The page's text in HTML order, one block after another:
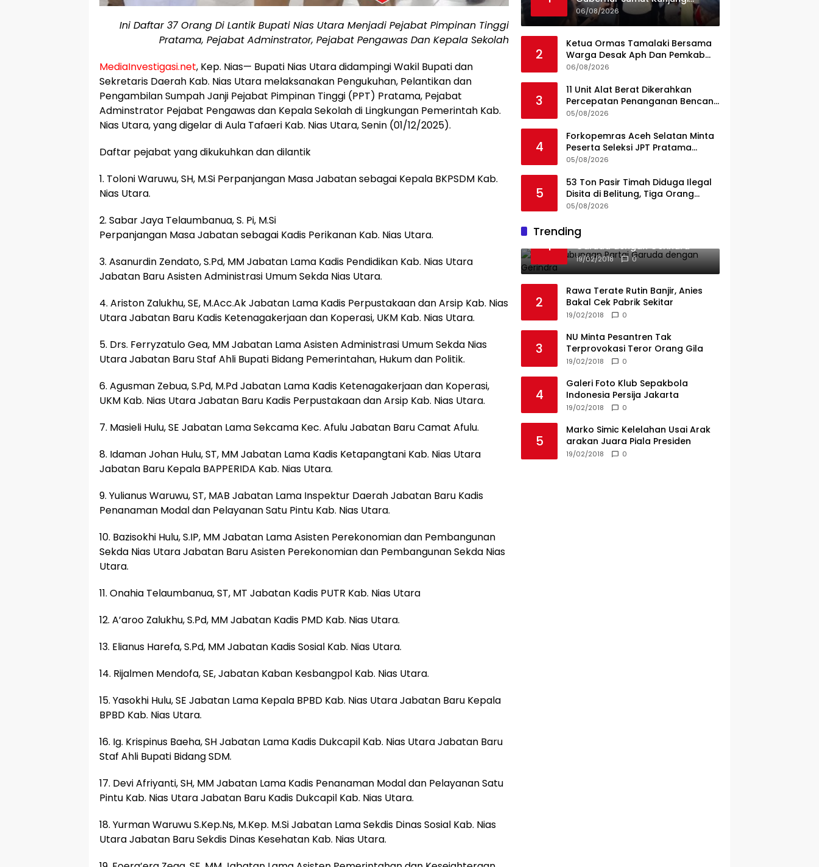
Ini Daftar 37 Orang Di Lantik Bupati Nias Utara Menjadi Pejabat Pimpinan Tinggi
Pratama, Pejabat Adminstrator, Pejabat Pengawas Dan Kepala Sekolah
MediaInvestigasi.net, Kep. Nias— Bupati Nias Utara didampingi Wakil Bupati dan
Sekretaris Daerah Kab. Nias Utara melaksanakan Pengukuhan, Pelantikan dan
Pengambilan Sumpah Janji Pejabat Pimpinan Tinggi (PPT) Pratama, Pejabat
Adminstrator Pejabat Pengawas dan Kepala Sekolah di Lingkungan Pemerintah Kab.
Nias Utara, yang digelar di Aula Tafaeri Kab. Nias Utara, Senin (01/12/2025).
Daftar pejabat yang dikukuhkan dan dilantik
1. Toloni Waruwu, SH, M.Si Perpanjangan Masa Jabatan sebagai Kepala BKPSDM Kab.
Nias Utara.
2. Sabar Jaya Telaumbanua, S. Pi, M.Si
Perpanjangan Masa Jabatan sebagai Kadis Perikanan Kab. Nias Utara.
3. Asanurdin Zendato, S.Pd, MM Jabatan Lama Kadis Pendidikan Kab. Nias Utara
Jabatan Baru Asisten Administrasi Umum Sekda Nias Utara.
4. Ariston Zalukhu, SE, M.Acc.Ak Jabatan Lama Kadis Perpustakaan dan Arsip Kab. Nias
Utara Jabatan Baru Kadis Ketenagakerjaan dan Koperasi, UKM Kab. Nias Utara.
5. Drs. Ferryzatulo Gea, MM Jabatan Lama Asisten Administrasi Umum Sekda Nias
Utara Jabatan Baru Staf Ahli Bupati Bidang Pemerintahan, Hukum dan Politik.
6. Agusman Zebua, S.Pd, M.Pd Jabatan Lama Kadis Ketenagakerjaan dan Koperasi,
UKM Kab. Nias Utara Jabatan Baru Kadis Perpustakaan dan Arsip Kab. Nias Utara.
7. Masieli Hulu, SE Jabatan Lama Sekcama Kec. Afulu Jabatan Baru Camat Afulu.
8. Idaman Johan Hulu, ST, MM Jabatan Lama Kadis Ketapangtani Kab. Nias Utara
Jabatan Baru Kepala BAPPERIDA Kab. Nias Utara.
9. Yulianus Waruwu, ST, MAB Jabatan Lama Inspektur Daerah Jabatan Baru Kadis
Penanaman Modal dan Pelayanan Satu Pintu Kab. Nias Utara.
10. Bazisokhi Hulu, S.IP, MM Jabatan Lama Asisten Perekonomian dan Pembangunan
Sekda Nias Utara Jabatan Baru Asisten Perekonomian dan Pembangunan Sekda Nias
Utara.
11. Onahia Telaumbanua, ST, MT Jabatan Kadis PUTR Kab. Nias Utara
12. A’aroo Zalukhu, S.Pd, MM Jabatan Kadis PMD Kab. Nias Utara.
13. Elianus Harefa, S.Pd, MM Jabatan Kadis Sosial Kab. Nias Utara.
14. Rijalmen Mendofa, SE, Jabatan Kaban Kesbangpol Kab. Nias Utara.
15. Yasokhi Hulu, SE Jabatan Lama Kepala BPBD Kab. Nias Utara Jabatan Baru Kepala
BPBD Kab. Nias Utara.
16. Ig. Krispinus Baeha, SH Jabatan Lama Kadis Dukcapil Kab. Nias Utara Jabatan Baru
Staf Ahli Bupati Bidang SDM.
17. Devi Afriyanti, SH, MM Jabatan Lama Kadis Penanaman Modal dan Pelayanan Satu
Pintu Kab. Nias Utara Jabatan Baru Kadis Dukcapil Kab. Nias Utara.
18. Yurman Waruwu S.Kep.Ns, M.Kep. M.Si Jabatan Lama Sekdis Dinas Sosial Kab. Nias
Utara Jabatan Baru Sekdis Dinas Kesehatan Kab. Nias Utara.
UPTD Puskesmas Lahewa
06/08/2026
2
Ketua Ormas Tamalaki Bersama
Warga Desak Aph Dan Pemkab
Konsel Tangkap Pelaku Angkut
PT KAP Melintas Jalan Umum
06/08/2026
3
11 Unit Alat Berat Dikerahkan
Percepatan Penanganan Bencana
di Kelurahan Sipange Kecamatan
05/08/2026
4
Forkopemras Aceh Selatan Minta
Peserta Seleksi JPT Pratama
Andalkan Kompetensi dan
05/08/2026
5
53 Ton Pasir Timah Diduga Ilegal
Disita di Belitung, Tiga Orang
Diamankan, Dua Masih Diburu
05/08/2026
Trending
1
Ini Dia Hubungan Partai
Garuda dengan Gerindra
19/02/2018 0
2
Rawa Terate Rutin Banjir, Anies
Bakal Cek Pabrik Sekitar
19/02/2018 0
3
NU Minta Pesantren Tak
Terprovokasi Teror Orang Gila
19/02/2018 0
4
Galeri Foto Klub Sepakbola
Indonesia Persija Jakarta
19/02/2018 0
5
Marko Simic Kelelahan Usai Arak
arakan Juara Piala Presiden
19/02/2018 0